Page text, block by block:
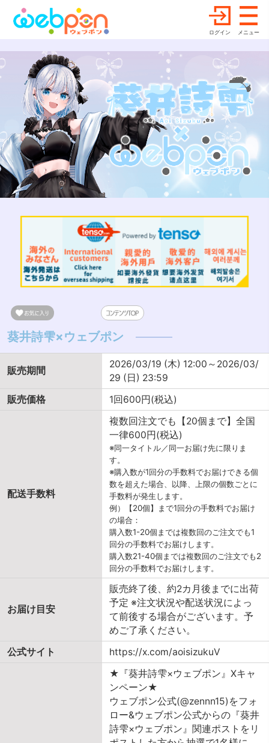
ログイン メニュー
葵井詩雫×ウェブポン
販売期間
2026/03/19 (木) 12:00～2026/03/
29 (日) 23:59
販売価格
1回600円(税込)
配送手数料
複数回注文でも【20個まで】全国
一律600円(税込)
※同一タイトル／同一お届け先に限りま
す。
※購入数が1回分の手数料でお届けできる個
数を超えた場合、以降、上限の個数ごとに
手数料が発生します。
例）【20個】まで1回分の手数料でお届け
の場合：
購入数1-20個までは複数回のご注文でも1
回分の手数料でお届けします。
購入数21-40個までは複数回のご注文でも2
回分の手数料でお届けします。
お届け目安
販売終了後、約2カ月後までに出荷
予定 ※注文状況や配送状況によっ
て前後する場合がございます。予
めご了承ください。
公式サイト
https://x.com/aoisizukuV
★『葵井詩雫×ウェブポン』Xキャ
ンペーン★
ウェブポン公式(@zennn15)をフォ
ロー&ウェブポン公式からの『葵井
詩雫×ウェブポン』関連ポストをリ